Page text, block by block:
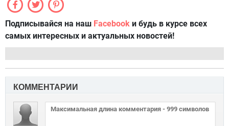
Подписывайся на наш Facebook и будь в курсе всех
самых интересных и актуальных новостей!
КОММЕНТАРИИ